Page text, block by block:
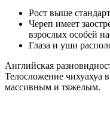
Рост выше
Череп имеет
взрослых особей
Глаза и уши
Английская
Телосложение чихуахуа
массивным и тяжелым.